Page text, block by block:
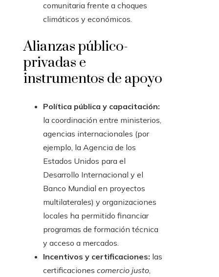
comunitaria frente a choques
climáticos y económicos.
Alianzas público-
privadas e
instrumentos de apoyo
Política pública y capacitación:
la coordinación entre ministerios,
agencias internacionales (por
ejemplo, la Agencia de los
Estados Unidos para el
Desarrollo Internacional y el
Banco Mundial en proyectos
multilaterales) y organizaciones
locales ha permitido financiar
programas de formación técnica
y acceso a mercados.
Incentivos y certificaciones: las
certificaciones comercio justo,